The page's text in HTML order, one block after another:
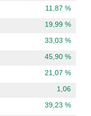
11,87 %
19,99 %
33,03 %
45,90 %
21,07 %
1,06
39,23 %